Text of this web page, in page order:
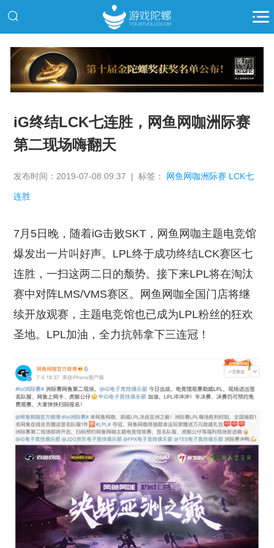
推广
iG终结LCK七连胜，网鱼网咖洲际赛
第二现场嗨翻天
发布时间：2019-07-08 09:37 | 标签： 网鱼网咖洲际赛 LCK七
连胜
7月5日晚，随着iG击败SKT，网鱼网咖主题电竞馆
爆发出一片叫好声。LPL终于成功终结LCK赛区七
连胜，一扫这两二日的颓势。接下来LPL将在淘汰
赛中对阵LMS/VMS赛区。网鱼网咖全国门店将继
续开放观赛，主题电竞馆也已成为LPL粉丝的狂欢
圣地。LPL加油，全力抗韩拿下三连冠！